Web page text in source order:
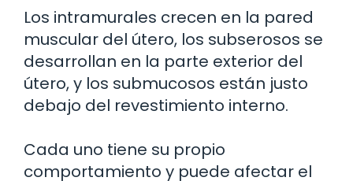
Los intramurales crecen en la pared
muscular del útero, los subserosos se
desarrollan en la parte exterior del
útero, y los submucosos están justo
debajo del revestimiento interno.
Cada uno tiene su propio
comportamiento y puede afectar el